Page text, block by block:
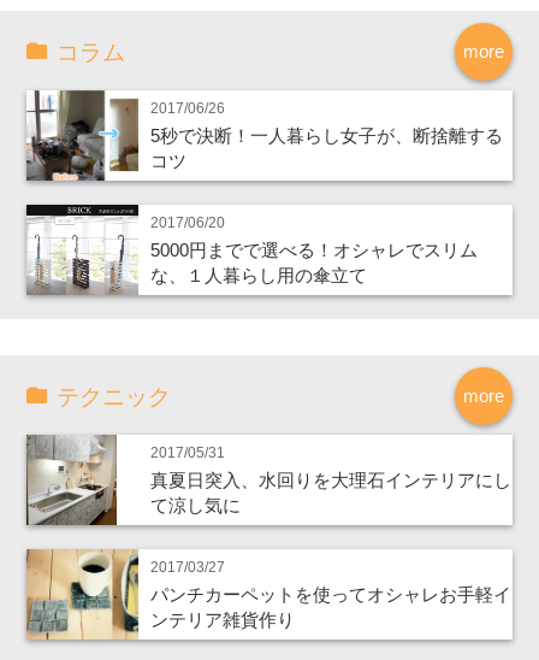
more
コラム
2017/06/26
5秒で決断！一人暮らし女子が、断捨離する
コツ
2017/06/20
5000円までで選べる！オシャレでスリム
な、１人暮らし用の傘立て
more
テクニック
2017/05/31
真夏日突入、水回りを大理石インテリアにし
て涼し気に
2017/03/27
パンチカーペットを使ってオシャレお手軽イ
ンテリア雑貨作り